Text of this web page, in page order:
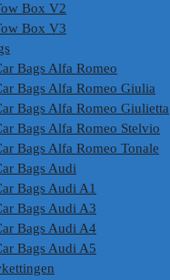
Box V2
Box V3
Bags Alfa Romeo
Bags Alfa Romeo Giulia
Bags Alfa Romeo Giulietta
Bags Alfa Romeo Stelvio
Bags Alfa Romeo Tonale
Bags Audi
Bags Audi A1
Bags Audi A3
Bags Audi A4
Bags Audi A5